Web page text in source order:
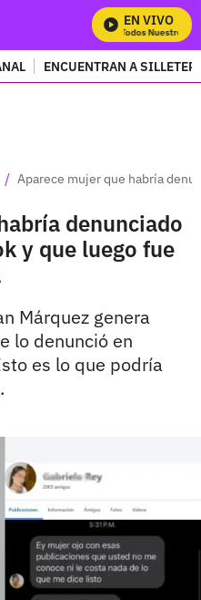
EN VIVO
Mira Todos Nuestros
ENCUENTRAN A
/ Aparece mujer que habría
denunciado
y que luego fue
Márquez genera
lo denunció en
es lo que podría